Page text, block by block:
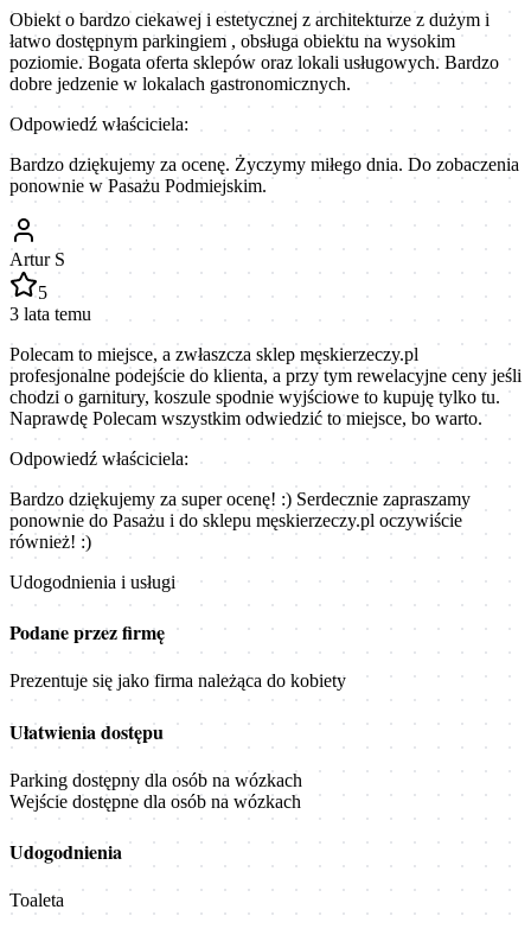
Obiekt o bardzo ciekawej i estetycznej z architekturze z dużym i
łatwo dostępnym parkingiem , obsługa obiektu na wysokim
poziomie. Bogata oferta sklepów oraz lokali usługowych. Bardzo
dobre jedzenie w lokalach gastronomicznych.
Odpowiedź właściciela:
Bardzo dziękujemy za ocenę. Życzymy miłego dnia. Do zobaczenia
ponownie w Pasażu Podmiejskim.
Artur S
5
3 lata temu
Polecam to miejsce, a zwłaszcza sklep męskierzeczy.pl
profesjonalne podejście do klienta, a przy tym rewelacyjne ceny jeśli
chodzi o garnitury, koszule spodnie wyjściowe to kupuję tylko tu.
Naprawdę Polecam wszystkim odwiedzić to miejsce, bo warto.
Odpowiedź właściciela:
Bardzo dziękujemy za super ocenę! :) Serdecznie zapraszamy
ponownie do Pasażu i do sklepu męskierzeczy.pl oczywiście
również! :)
Udogodnienia i usługi
Podane przez firmę
Prezentuje się jako firma należąca do kobiety
Ułatwienia dostępu
Parking dostępny dla osób na wózkach
Wejście dostępne dla osób na wózkach
Udogodnienia
Toaleta